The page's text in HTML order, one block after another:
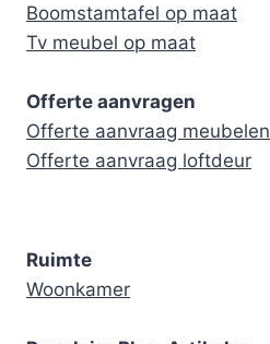
Boomstamtafel op maat
Tv meubel op maat
Offerte aanvragen
Offerte aanvraag meubelen
Offerte aanvraag loftdeur
Ruimte
Woonkamer